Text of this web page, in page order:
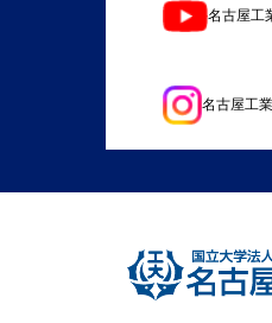
名古屋工
名古屋工